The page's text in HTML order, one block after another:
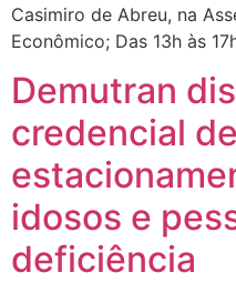
Casimiro de Abreu, na
Econômico; Das 13h às
Demutran
credencial de
idosos e
deficiência